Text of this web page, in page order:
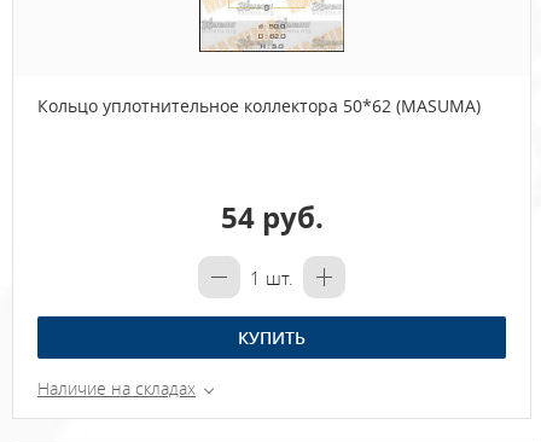
Кольцо уплотнительное коллектора 50*62 (MASUMA)
54 руб.
1 шт.
КУПИТЬ
Наличие на складах